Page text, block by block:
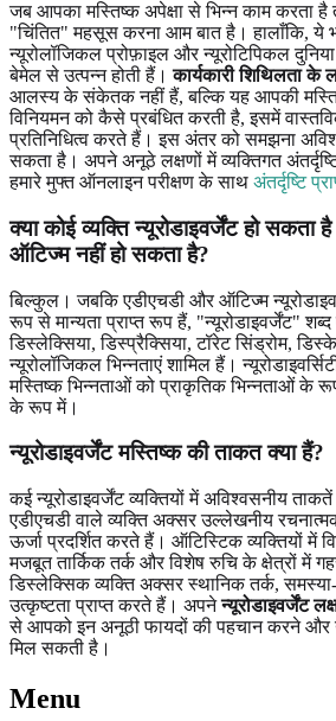
जब आपका मस्तिष्क अपेक्षा से भिन्न काम करता
"चिंतित" महसूस करना आम बात है। हालाँकि, ये
न्यूरोलॉजिकल प्रोफ़ाइल और न्यूरोटिपिकल
बेमेल से उत्पन्न होती हैं।कार्यकारी शिथिलता के
आलस्य के संकेतक नहीं हैं, बल्कि यह आपकी
विनियमन को कैसे प्रबंधित करती है, इसमें
प्रतिनिधित्व करते हैं। इस अंतर को समझना
सकता है। अपने अनूठे लक्षणों में व्यक्तिगत
हमारे मुफ्त ऑनलाइन परीक्षण के साथ अंतर्दृष्टि
क्या कोई व्यक्ति न्यूरोडाइवर्जेंट हो
ऑटिज्म नहीं हो सकता है?
बिल्कुल। जबकि एडीएचडी और ऑटिज्म
रूप से मान्यता प्राप्त रूप हैं, "न्यूरोडाइवर्जेंट"
डिस्लेक्सिया, डिस्प्रैक्सिया, टॉरेट सिंड्रोम,
न्यूरोलॉजिकल भिन्नताएं शामिल हैं।
मस्तिष्क भिन्नताओं को प्राकृतिक भिन्नताओं के
के रूप में।
न्यूरोडाइवर्जेंट मस्तिष्क की ताकत क्या हैं?
कई न्यूरोडाइवर्जेंट व्यक्तियों में अविश्वसनीय
एडीएचडी वाले व्यक्ति अक्सर उल्लेखनीय
ऊर्जा प्रदर्शित करते हैं। ऑटिस्टिक व्यक्तियों में
मजबूत तार्किक तर्क और विशेष रुचि के क्षेत्रों में
डिस्लेक्सिक व्यक्ति अक्सर स्थानिक तर्क,
उत्कृष्टता प्राप्त करते हैं। अपनेन्यूरोडाइवर्जेंट
से आपको इन अनूठी फायदों की पहचान करने और
मिल सकती है।
Menu